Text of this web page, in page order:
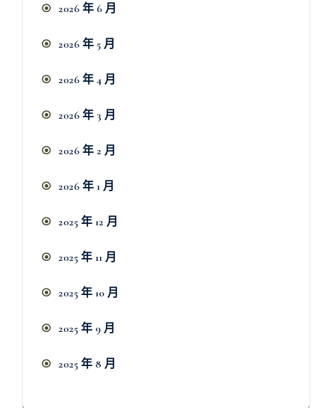
2026 年 6 月
2026 年 5 月
2026 年 4 月
2026 年 3 月
2026 年 2 月
2026 年 1 月
2025 年 12 月
2025 年 11 月
2025 年 10 月
2025 年 9 月
2025 年 8 月